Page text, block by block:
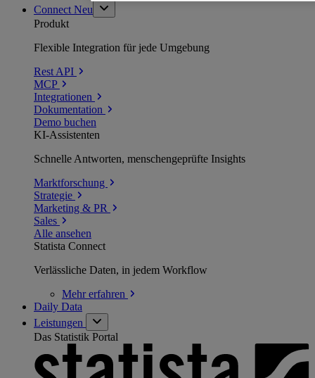
Connect Neu
Produkt
Flexible Integration für jede Umgebung
Rest API
MCP
Integrationen
Dokumentation
Demo buchen
KI-Assistenten
Schnelle Antworten, menschengeprüfte Insights
Marktforschung
Strategie
Marketing & PR
Sales
Alle ansehen
Statista Connect
Verlässliche Daten, in jedem Workflow
Mehrerfahren
Daily Data
Leistungen
Das Statistik Portal